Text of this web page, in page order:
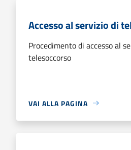
Accesso al servizio di
Procedimento di accesso al
telesoccorso
VAI ALLA PAGINA